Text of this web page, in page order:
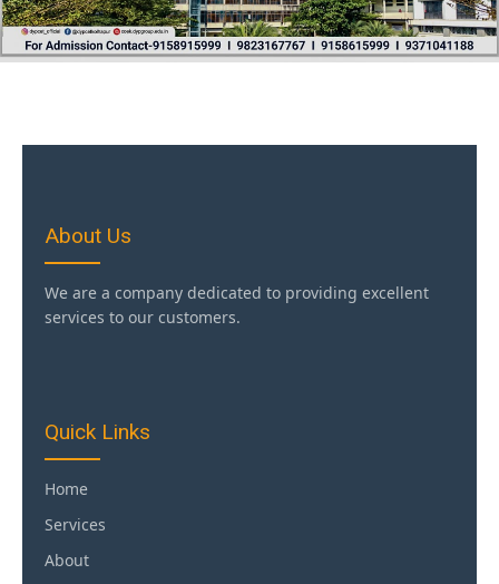
About Us
We are a company dedicated to providing excellent
services to our customers.
Quick Links
Home
Services
About